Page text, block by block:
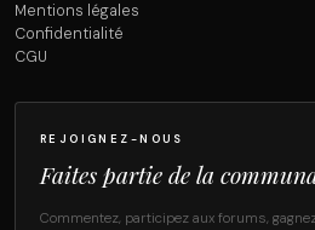
Mentions légales
Confidentialité
CGU
REJOIGNEZ-NOUS
Faites partie de la
Commentez, participez aux forums,